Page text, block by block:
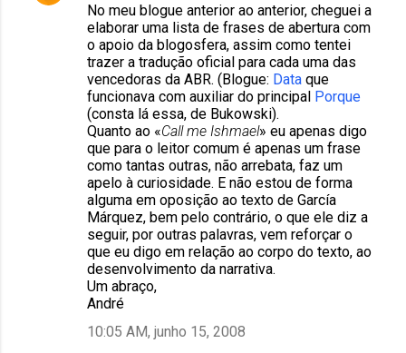
No meu blogue anterior ao anterior, cheguei a
elaborar uma lista de frases de abertura com
o apoio da blogosfera, assim como tentei
trazer a tradução oficial para cada uma das
vencedoras da ABR. (Blogue: Data que
funcionava com auxiliar do principal Porque
(consta lá essa, de Bukowski).
Quanto ao «Call me Ishmael» eu apenas digo
que para o leitor comum é apenas um frase
como tantas outras, não arrebata, faz um
apelo à curiosidade. E não estou de forma
alguma em oposição ao texto de García
Márquez, bem pelo contrário, o que ele diz a
seguir, por outras palavras, vem reforçar o
que eu digo em relação ao corpo do texto, ao
desenvolvimento da narrativa.
Um abraço,
André
10:05 AM, junho 15, 2008